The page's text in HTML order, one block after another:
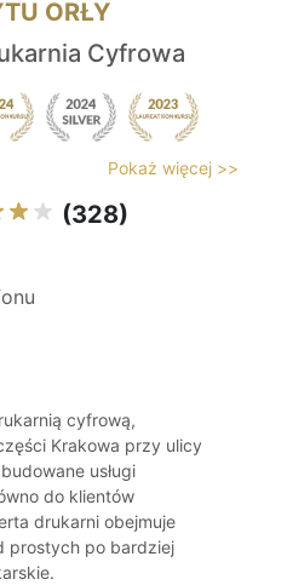
ORŁY
Cyfrowa
Pokaż więcej >>
(328)
cyfrową,
Krakowa przy ulicy
usługi
do klientów
drukarni obejmuje
prostych po bardziej